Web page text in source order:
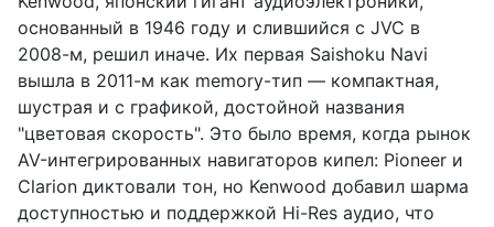
основанный в 1946 году и слившийся с JVC в
2008-м, решил иначе. Их первая Saishoku Navi
вышла в 2011-м как memory-тип — компактная,
шустрая и с графикой, достойной названия
"цветовая скорость". Это было время, когда рынок
AV-интегрированных навигаторов кипел: Pioneer и
Clarion диктовали тон, но Kenwood добавил шарма
доступностью и поддержкой Hi-Res аудио, что